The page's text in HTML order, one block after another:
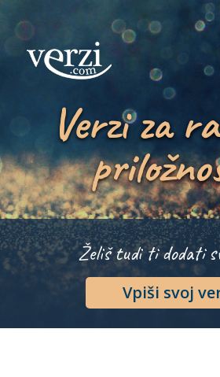
Verzi za
Želiš tudi ti dodati
Vpiši svoj